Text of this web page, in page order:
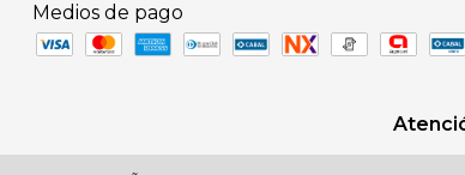
Medios de pago